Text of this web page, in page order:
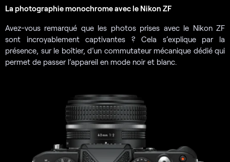
La photographie monochrome avec le Nikon ZF
Avez-vous remarqué que les photos prises avec le Nikon ZF
sont incroyablement captivantes ? Cela s’explique par la
présence, sur le boîtier, d’un commutateur mécanique dédié qui
permet de passer l’appareil en mode noir et blanc.